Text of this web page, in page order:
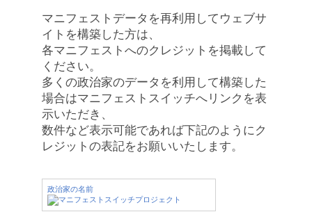
マニフェストデータを再利用してウェブサ
イトを構築した方は、
各マニフェストへのクレジットを掲載して
ください。
多くの政治家のデータを利用して構築した
場合はマニフェストスイッチへリンクを表
示いただき、
数件など表示可能であれば下記のようにク
レジットの表記をお願いいたします。
政治家の名前